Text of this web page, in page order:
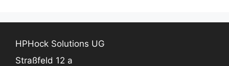
HPHock Solutions UG
Straßfeld 12 a